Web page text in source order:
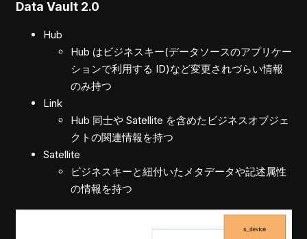
Data Vault 2.0
Hub
Hub はビジネスキー(データソースのアプリケー
ションで利用する ID)など変更されづらい情報
のみ持つ
Link
Hub 同士や Satellite を含めたビジネスオブジェ
クトの関連情報を持つ
Satellite
ビジネスキーと紐付いたメタデータや記述属性
の情報を持つ